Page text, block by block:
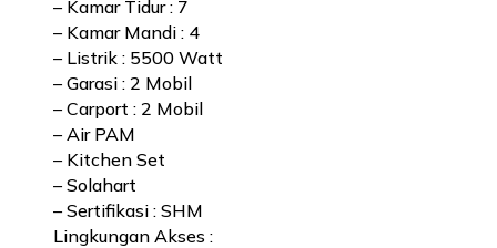
– Kamar Tidur : 7
– Kamar Mandi : 4
– Listrik : 5500 Watt
– Garasi : 2 Mobil
– Carport : 2 Mobil
– Air PAM
– Kitchen Set
– Solahart
– Sertifikasi : SHM
Lingkungan Akses :